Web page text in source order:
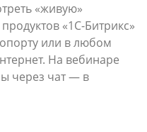
«живую»
«1С-Битрикс»
или в любом
На вебинаре
через чат — в